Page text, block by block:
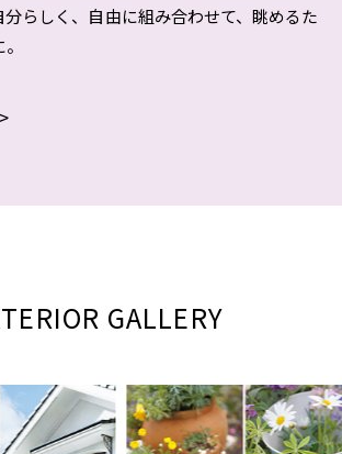
分らしく、自由に組み合わせて、眺めるた
GALLERY